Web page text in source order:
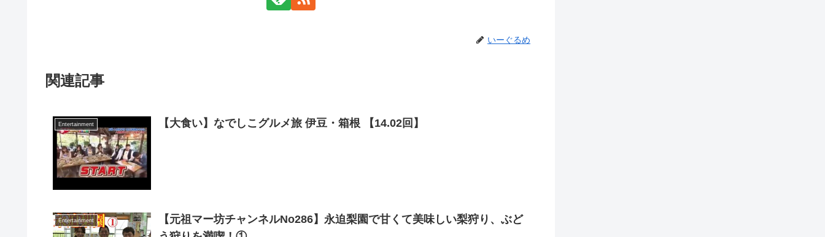
いーぐるめ
関連記事
Entertainment 【大食い】なでしこグルメ旅 伊豆・箱根 【14.02回】
Entertainment
【元祖マー坊チャンネルNo286】永迫梨園で甘くて美味しい梨狩り、ぶど